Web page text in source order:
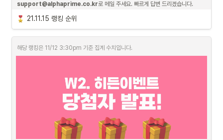
support@alphaprime.co.kr로 메일 주세요. 빠르게 답변 드리겠습니다.
21.11.15 랭킹 순위
해당 랭킹은 11/12 3:30pm 기준 집계 수치입니다.